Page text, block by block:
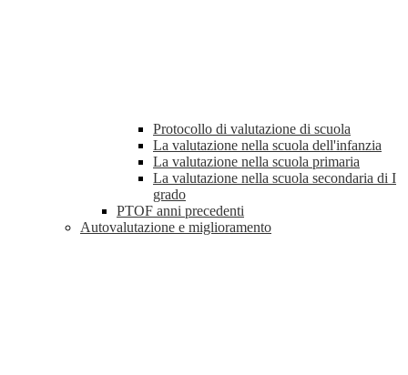
Protocollo di valutazione di scuola
La valutazione nella scuola dell'infanzia
La valutazione nella scuola primaria
La valutazione nella scuola secondaria di I
grado
PTOF anni precedenti
Autovalutazione e miglioramento